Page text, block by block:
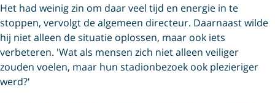
Het had weinig zin om daar veel tijd en energie in te
stoppen, vervolgt de algemeen directeur. Daarnaast wilde
hij niet alleen de situatie oplossen, maar ook iets
verbeteren. 'Wat als mensen zich niet alleen veiliger
zouden voelen, maar hun stadionbezoek ook plezieriger
werd?'